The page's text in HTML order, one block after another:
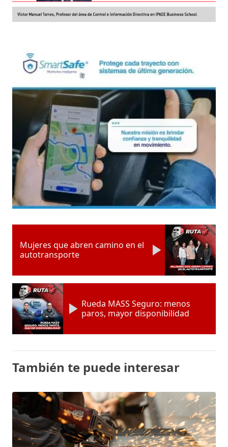
Mujeres que abren camino en el
autotransporte
Rueda MASS Seguro: menos
paros, mayor disponibilidad
También te puede interesar